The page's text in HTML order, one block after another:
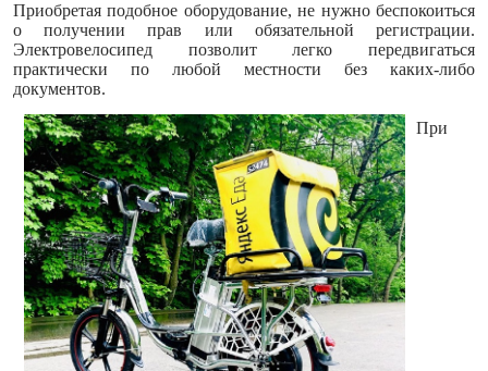
Приобретая подобное оборудование, не нужно беспокоиться
о получении прав или обязательной регистрации.
Электровелосипед позволит легко передвигаться
практически по любой местности без каких-либо
документов.
При